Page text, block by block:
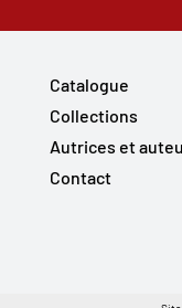
Catalogue
Collections
Autrices et
Contact